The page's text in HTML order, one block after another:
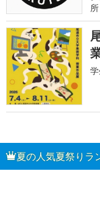
所
夏の人気夏祭りラ